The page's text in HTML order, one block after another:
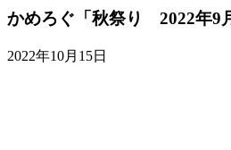
かめろぐ「秋祭り 2022年9
2022年10月15日